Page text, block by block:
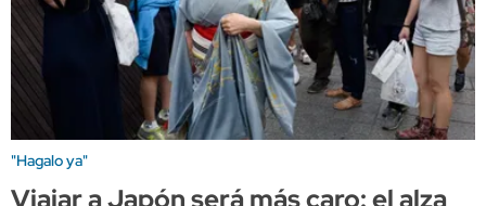
"Hagalo ya"
Viajar a Japón será más caro: el alza